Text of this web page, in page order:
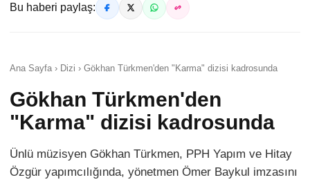
Bu haberi paylaş:
Ana Sayfa › Dizi › Gökhan Türkmen'den "Karma" dizisi kadrosunda
Gökhan Türkmen'den
"Karma" dizisi kadrosunda
Ünlü müzisyen Gökhan Türkmen, PPH Yapım ve Hitay
Özgür yapımcılığında, yönetmen Ömer Baykul imzasını